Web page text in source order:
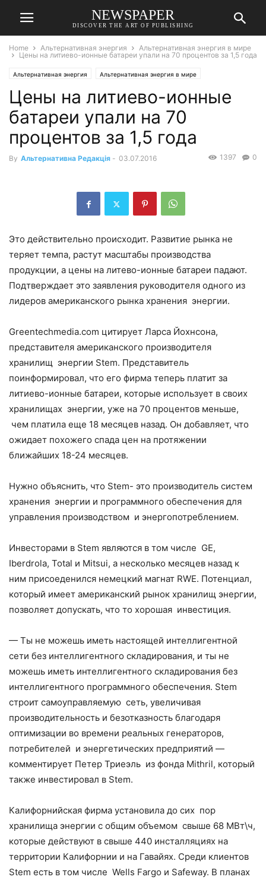
NEWSPAPER
DISCOVER THE ART OF PUBLISHING
Home Альтернативная энергия
Альтернативная энергия в мире
Цены на литиево-ионные батареи упали на 70 процентов за 1,5 года
Альтернативная энергия Альтернативная энергия в мире
Цены на литиево-ионные
батареи упали на 70
процентов за 1,5 года
By Альтернативна Редакція - 03.07.2016 0
1397
Это действительно происходит. Развитие рынка не
теряет темпа, растут масштабы производства
продукции, а цены на литево-ионные батареи падают.
Подтверждает это заявления руководителя одного из
лидеров американского рынка хранения энергии.
Greentechmedia.com цитирует Ларса Йохнсона,
представителя американского производителя
хранилищ энергии Stem. Представитель
поинформировал, что его фирма теперь платит за
литиево-ионные батареи, которые использует в своих
хранилищах энергии, уже на 70 процентов меньше,
чем платила еще 18 месяцев назад. Он добавляет, что
ожидает похожего спада цен на протяжении
ближайших 18-24 месяцев.
Нужно объяснить, что Stem- это производитель систем
хранения энергии и программного обеспечения для
управления производством и энергопотреблением.
Инвесторами в Stem являются в том числе GE,
Iberdrola, Total и Mitsui, а несколько месяцев назад к
ним присоеденился немецкий магнат RWE. Потенциал,
который имеет американский рынок хранилищ энергии,
позволяет допускать, что то хорошая инвестиция.
— Ты не можешь иметь настоящей интеллигентной
сети без интеллигентного складирования, и ты не
можешь иметь интеллигентного складирования без
интеллигентного программного обеспечения. Stem
строит самоуправляемую сеть, увеличивая
производительность и безотказность благодаря
оптимизации во времени реальных генераторов,
потребителей и энергетических предприятий —
комментирует Петер Триеэль из фонда Mithril, который
также инвестировал в Stem.
Калифорнийская фирма установила до сих пор
хранилища энергии с общим объемом свыше 68 МВт\ч,
которые действуют в свыше 440 инсталляциях на
территории Калифорнии и на Гавайях. Среди клиентов
Stem есть в том числе Wells Fargo и Safeway. В планах